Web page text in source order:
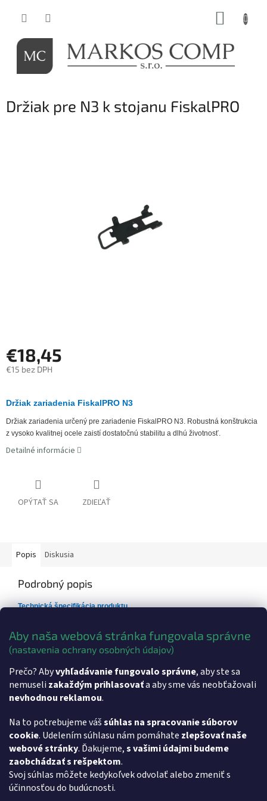
Aby naša webová stránka fungovala správne
(nastavenia ochrany osobných údajov)
Prečo? Abyvyhľadávanie fungovalo správne, aby ste sa
nemuseli zakaždým prihlasovaťa aby sme vás neobťažovali
nevhodnou reklamou.
Na to potrebujeme vášsúhlas na spracovanie súborov
cookie. Udelením súhlasu nám pomáhate zlepšovať naše
webové stránky. Ďakujeme,s vašimi údajmi budeme
zaobchádzať s rešpektom.
Svoj súhlas môžete kedykoľvek odvolať alebo zmeniť s
účinnosťou do budúcnosti.
Držiak pre N3 k stojanu FiskalPRO
€18,45
€15 bez DPH
cena:
Držiak zariadenia FiskalPRO N3
Držiak zariadenia určený pre zariadenie FiskalPRO N3. Robustná konštrukcia
z vysoko kvalitnej ocele zaistí dostatočnú stabilitu a dlhú životnosť.
Detailné informácie
OPÝTAŤ SA ZDIEĽAŤ
Popis Diskusia
Podrobný popis
Technická špecifikácia produktu
Váha:
Cca 350g
Dodatočné parametre
Kategória
Stojany FiskalPRO
- Softvér pre vzdialenú pracovnú plochu AnyDesk
- Softvér pre vzdialenú pracovnú plochu TeamViewer